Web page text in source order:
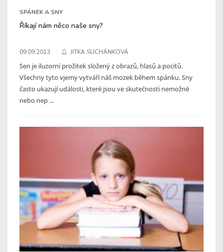
SPÁNEK A SNY
Říkají nám něco naše sny?
09.09.2013 JITKA SUCHÁNKOVÁ
Sen je iluzorní prožitek složený z obrazů, hlasů a pocitů.
Všechny tyto vjemy vytváří náš mozek během spánku. Sny
často ukazují události, které jsou ve skutečnosti nemožné
nebo nep ...